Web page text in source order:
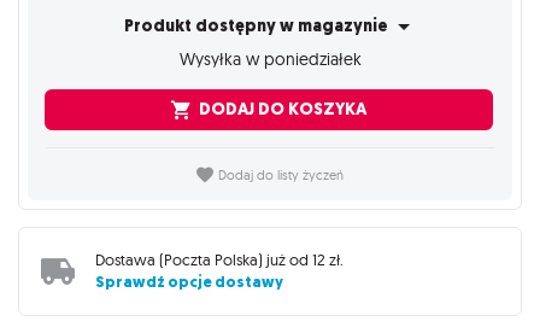
Produkt dostępny w magazynie
Wysyłka w poniedziałek
DODAJ DO KOSZYKA
Dodaj do listy życzeń
Dostawa (Poczta Polska) już od 12 zł.
Sprawdź opcje dostawy